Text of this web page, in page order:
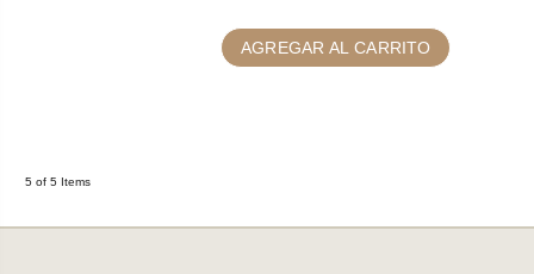
AGREGAR AL CARRITO
5 of 5 Items